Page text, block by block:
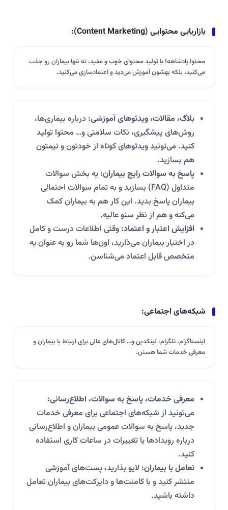
بازاریابی محتوایی (Content Marketing):
محتوا پادشاهه! با تولید محتوای خوب و مفید، نه تنها بیماران رو جذب
می‌کنید، بلکه بهشون آموزش می‌دید و اعتمادسازی می‌کنید.
بلاگ، مقالات، ویدئوهای آموزشی: درباره بیماری‌ها،
روش‌های پیشگیری، نکات سلامتی و… محتوا تولید
کنید. می‌تونید ویدئوهای کوتاه از خودتون و تیمتون
هم بسازید.
پاسخ به سوالات رایج بیماران: یه بخش سوالات
متداول (FAQ) بسازید و به تمام سوالات احتمالی
بیماران پاسخ بدید. این کار هم به بیماران کمک
می‌کنه و هم از نظر سئو عالیه.
افزایش اعتبار و اعتماد: وقتی اطلاعات درست و کامل
در اختیار بیماران می‌ذارید، اون‌ها شما رو به عنوان یه
متخصص قابل اعتماد می‌شناسن.
شبکه‌های اجتماعی:
اینستاگرام، تلگرام، لینکدین و… کانال‌های عالی برای ارتباط با بیماران و
معرفی خدمات شما هستن.
معرفی خدمات، پاسخ به سوالات، اطلاع‌رسانی:
می‌تونید از شبکه‌های اجتماعی برای معرفی خدمات
جدید، پاسخ به سوالات عمومی بیماران و اطلاع‌رسانی
درباره رویدادها یا تغییرات در ساعات کاری استفاده
کنید.
تعامل با بیماران: لایو بذارید، پست‌های آموزشی
منتشر کنید و با کامنت‌ها و دایرکت‌های بیماران تعامل
داشته باشید.